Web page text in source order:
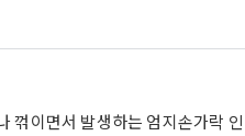
하는 것이 '내측 상과염'입니다 그
자세히 알아보도록 하겠습니다.
쪽에 부착된 힘줄이 스트레스를 받
꺾이면서 발생하는 엄지손가락 인